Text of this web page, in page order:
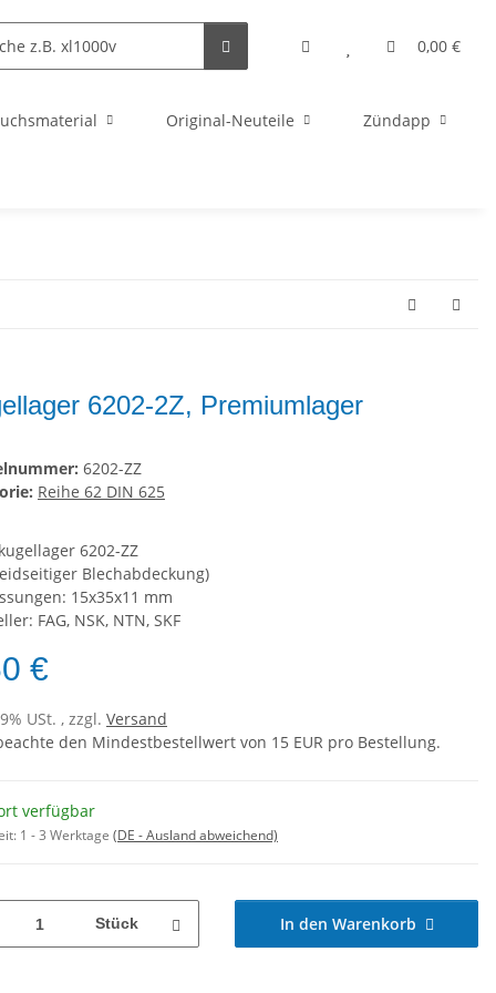
0,00 €
Original-Neuteile Zündapp
6202-2Z, Premiumlager
6202-ZZ
Reihe 62 DIN 625
6202-ZZ
Blechabdeckung)
15x35x11 mm
FAG, NSK, NTN, SKF
€
USt. , zzgl. Versand
den Mindestbestellwert von 15 EUR pro Bestellung.
verfügbar
1 - 3 Werktage (DE - Ausland abweichend)
Stück In den Warenkorb